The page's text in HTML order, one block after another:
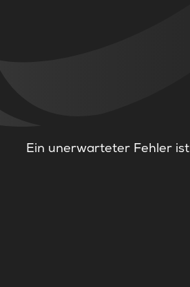
Ein unerwarteter Fehler